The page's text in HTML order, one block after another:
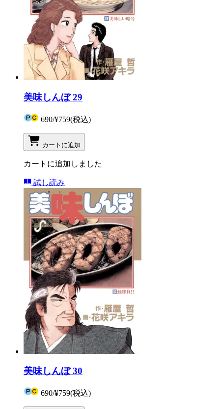
美味しんぼ 29
690/¥759(税込)
カートに追加
カートに追加しました
試し読み
美味しんぼ 30
690/¥759(税込)